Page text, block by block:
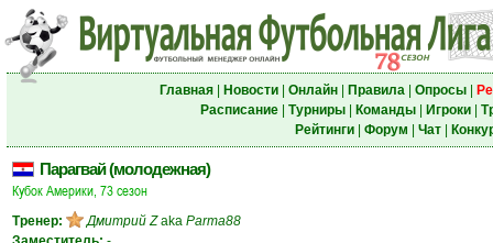
Главная| Новости| Онлайн| Правила| Опросы|
Расписание| Турниры| Команды| Игроки|
Рейтинги| Форум Чат|
Парагвай (молодежная)
Кубок Америки, 73 сезон
Тренер: Дмитрий Zaka Parma88